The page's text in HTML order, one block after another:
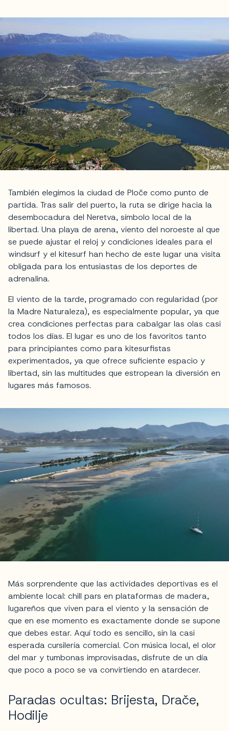
También elegimos la ciudad de Ploče como punto de
partida. Tras salir del puerto, la ruta se dirige hacia la
desembocadura del Neretva, símbolo local de la
libertad. Una playa de arena, viento del noroeste al que
se puede ajustar el reloj y condiciones ideales para el
windsurf y el kitesurf han hecho de este lugar una visita
obligada para los entusiastas de los deportes de
adrenalina.
El viento de la tarde, programado con regularidad (por
la Madre Naturaleza), es especialmente popular, ya que
crea condiciones perfectas para cabalgar las olas casi
todos los días. El lugar es uno de los favoritos tanto
para principiantes como para kitesurfistas
experimentados, ya que ofrece suficiente espacio y
libertad, sin las multitudes que estropean la diversión en
lugares más famosos.
Más sorprendente que las actividades deportivas es el
ambiente local: chill pars en plataformas de madera,
lugareños que viven para el viento y la sensación de
que en ese momento es exactamente donde se supone
que debes estar. Aquí todo es sencillo, sin la casi
esperada cursilería comercial. Con música local, el olor
del mar y tumbonas improvisadas, disfrute de un día
que poco a poco se va convirtiendo en atardecer.
Paradas ocultas: Brijesta, Drače,
Hodilje